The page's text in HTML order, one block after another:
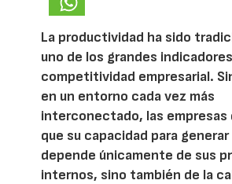
La productividad ha sido
uno de los grandes
competitividad empresarial.
en un entorno cada vez más
interconectado, las empresas
que su capacidad para
depende únicamente de sus
internos, sino también de la